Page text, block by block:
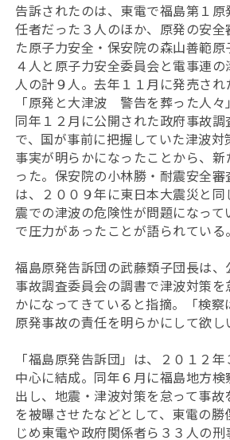
告訴されたのは、東電で福島第１
任者だった３人のほか、原発の安
た原子力安全・保安院の森山善範
４人と原子力安全委員会と電事連
人の計９人。去年１１月に発売さ
「原発と大津波 警告を葬った人々
同年１２月に公開された政府事故調
で、国が事前に把握していた津波
事実が明らかになったことから、
った。保安院の小林勝・耐震安全
は、２００９年に東日本大震災と
震での津波の危険性が問題になっ
で圧力があったことが語られている。
福島原発告訴団の武藤類子団長は
事故調査委員会の調書で津波対策
かになってきていると指摘。「検察
原発事故の責任を明らかにして欲し
「福島原発告訴団」は、２０１２
中心に結成。同年６月に福島地方
出し、地震・津波対策を怠って事
を被曝させたなどとして、東電の
じめ東電や政府関係者ら３３人の